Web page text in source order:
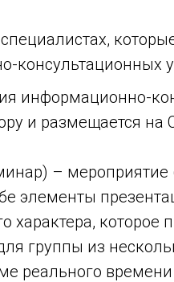
консультационных
информационно-
и размещается на
–
элементы
характера, которое
группы из
реального